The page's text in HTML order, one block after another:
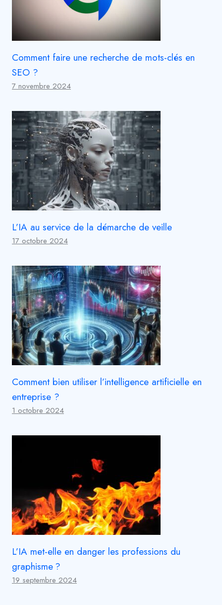
Comment faire une recherche de mots-clés en
SEO ?
7 novembre 2024
L’IA au service de la démarche de veille
17 octobre 2024
Comment bien utiliser l’intelligence artificielle en
entreprise ?
1 octobre 2024
L’IA met-elle en danger les professions du
graphisme ?
19 septembre 2024